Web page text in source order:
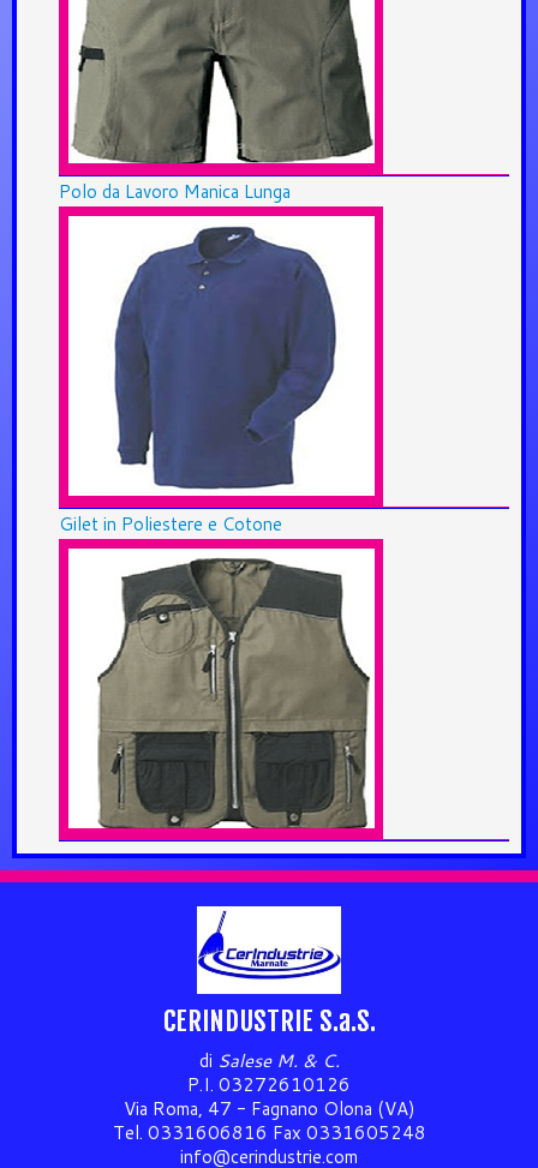
Polo da Lavoro Manica Lunga
Gilet in Poliestere e Cotone
CERINDUSTRIE S.a.S.
di Salese M. & C.
P.I. 03272610126
Via Roma, 47 - Fagnano Olona (VA)
Tel. 0331606816 Fax 0331605248
info@cerindustrie.com